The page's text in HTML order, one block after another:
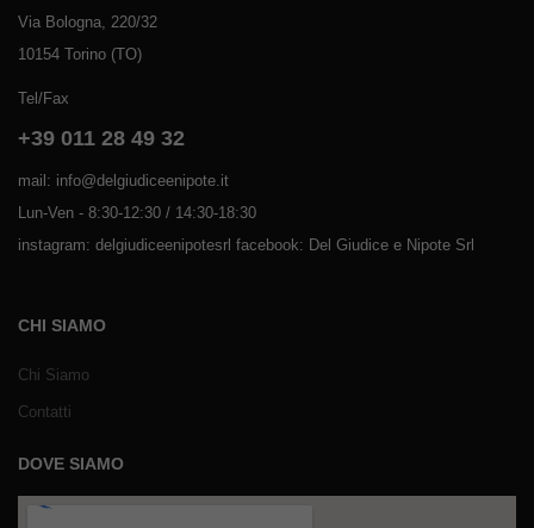
Via Bologna, 220/32
10154 Torino (TO)
Tel/Fax
+39 011 28 49 32
mail: info@delgiudiceenipote.it
Lun-Ven - 8:30-12:30 / 14:30-18:30
instagram: delgiudiceenipotesrl facebook: Del Giudice e Nipote Srl
CHI SIAMO
Chi Siamo
Contatti
DOVE SIAMO